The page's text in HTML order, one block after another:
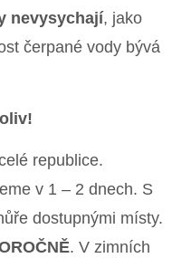
nevysychají, jako
čerpané vody bývá
republice.
v 1 – 2 dnech. S
dostupnými místy.
. V zimních